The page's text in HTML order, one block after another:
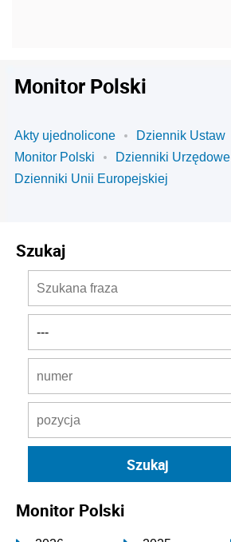
Monitor Polski
Akty ujednolicone
Dziennik Ustaw
Monitor Polski
Dzienniki Urzędowe
Dzienniki Unii Europejskiej
Szukaj
Monitor Polski